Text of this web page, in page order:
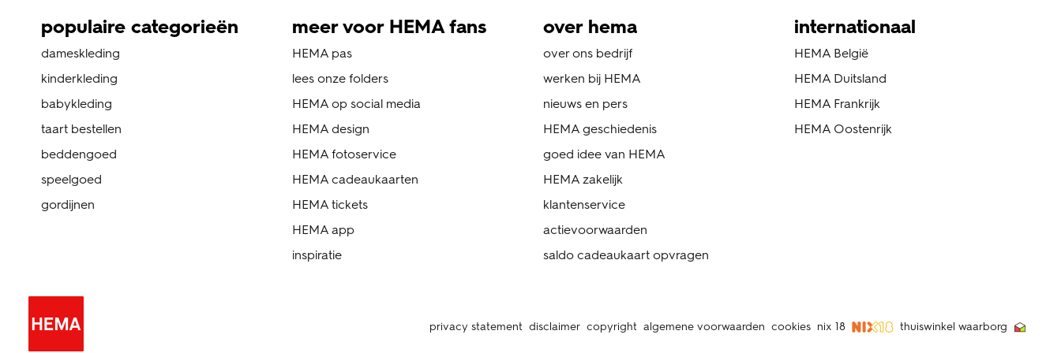
populaire categorieën
dameskleding
kinderkleding
babykleding
taart bestellen
beddengoed
speelgoed
gordijnen
meer voor HEMA fans
HEMA pas
lees onze folders
HEMA op social media
HEMA design
HEMA fotoservice
HEMA cadeaukaarten
HEMA tickets
HEMA app
inspiratie
over hema
over ons bedrijf
werken bij HEMA
nieuws en pers
HEMA geschiedenis
goed idee van HEMA
HEMA zakelijk
klantenservice
actievoorwaarden
saldo cadeaukaart opvragen
internationaal
HEMA België
HEMA Duitsland
HEMA Frankrijk
HEMA Oostenrijk
privacy statement disclaimer copyright algemene voorwaarden cookies nix 18 thuiswinkel waarborg